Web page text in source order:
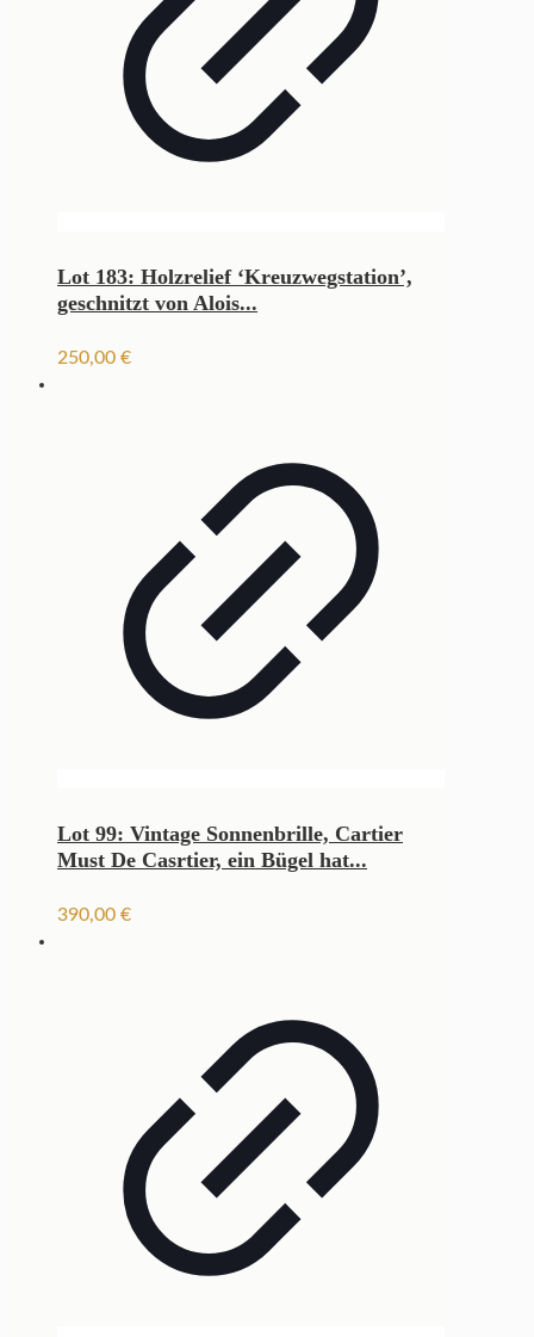
Lot 183: Holzrelief ‘Kreuzwegstation’,
geschnitzt von Alois...
250,00 €
Lot 99: Vintage Sonnenbrille, Cartier
Must De Casrtier, ein Bügel hat...
390,00 €